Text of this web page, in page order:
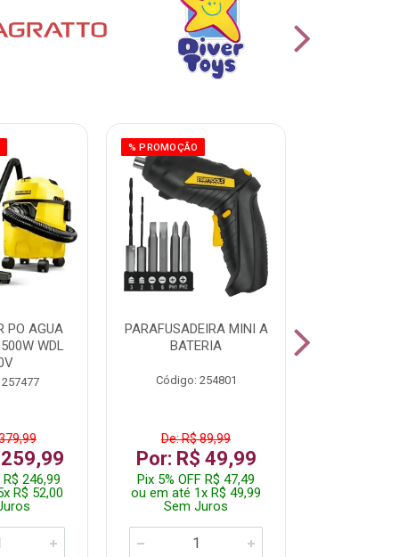
PO AGUA
WDL
R$ 246,99
R$ 52,00
% PROMOÇÃO
PARAFUSADEIRA MINI A
BATERIA
Código: 254801
De: R$ 89,99
Por: R$ 49,99
Pix 5% OFF R$ 47,49
ou em até 1x R$ 49,99
Sem Juros